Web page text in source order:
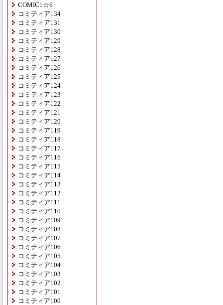
COMIC1☆6
コミティア134
コミティア131
コミティア130
コミティア129
コミティア128
コミティア127
コミティア126
コミティア125
コミティア124
コミティア123
コミティア122
コミティア121
コミティア120
コミティア119
コミティア118
コミティア117
コミティア116
コミティア115
コミティア114
コミティア113
コミティア112
コミティア111
コミティア110
コミティア109
コミティア108
コミティア107
コミティア106
コミティア105
コミティア104
コミティア103
コミティア102
コミティア101
コミティア100